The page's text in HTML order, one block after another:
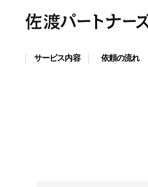
サービス内容 依頼の流れ